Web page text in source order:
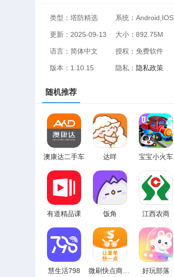
类型：塔防精选 系统：Android,IOS
更新：2025-09-13 大小：892.75M
语言：简体中文 授权：免费软件
版本：1.10.15 隐私： 隐私政策
随机推荐
澳康达二手车 达咩 宝宝小火车
有道精品课 饭角 江西农商
慧生活798 好玩部落